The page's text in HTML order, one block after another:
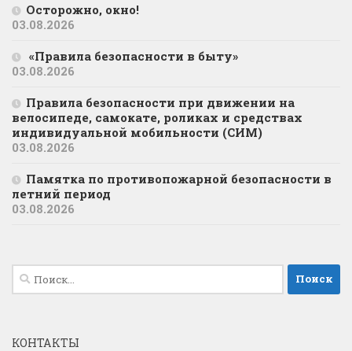
Осторожно, окно!
03.08.2026
«Правила безопасности в быту»
03.08.2026
Правила безопасности при движении на
велосипеде, самокате, роликах и средствах
индивидуальной мобильности (СИМ)
03.08.2026
Памятка по противопожарной безопасности в
летний период
03.08.2026
Найти:
КОНТАКТЫ